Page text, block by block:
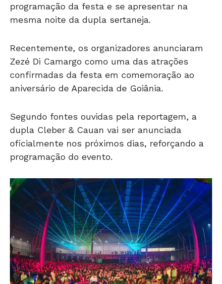
programação da festa e se apresentar na
mesma noite da dupla sertaneja.
Recentemente, os organizadores anunciaram
Zezé Di Camargo como uma das atrações
confirmadas da festa em comemoração ao
aniversário de Aparecida de Goiânia.
Segundo fontes ouvidas pela reportagem, a
dupla Cleber & Cauan vai ser anunciada
oficialmente nos próximos dias, reforçando a
programação do evento.